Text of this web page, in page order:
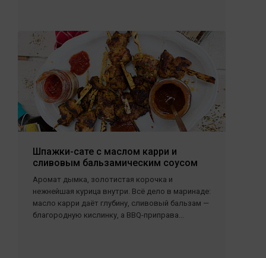
Шпажки-сате с маслом карри и
сливовым бальзамическим соусом
Аромат дымка, золотистая корочка и
нежнейшая курица внутри. Всё дело в маринаде:
масло карри даёт глубину, сливовый бальзам —
благородную кислинку, а BBQ-приправа...